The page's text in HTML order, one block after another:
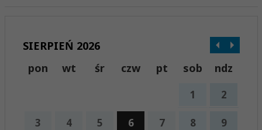
SIERPIEŃ 2026
pon
wt śr czw pt sob ndz
1 2
3 4 5 6 7 8 9